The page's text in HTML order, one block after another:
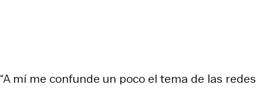
“A mí me confunde un poco el tema de las redes